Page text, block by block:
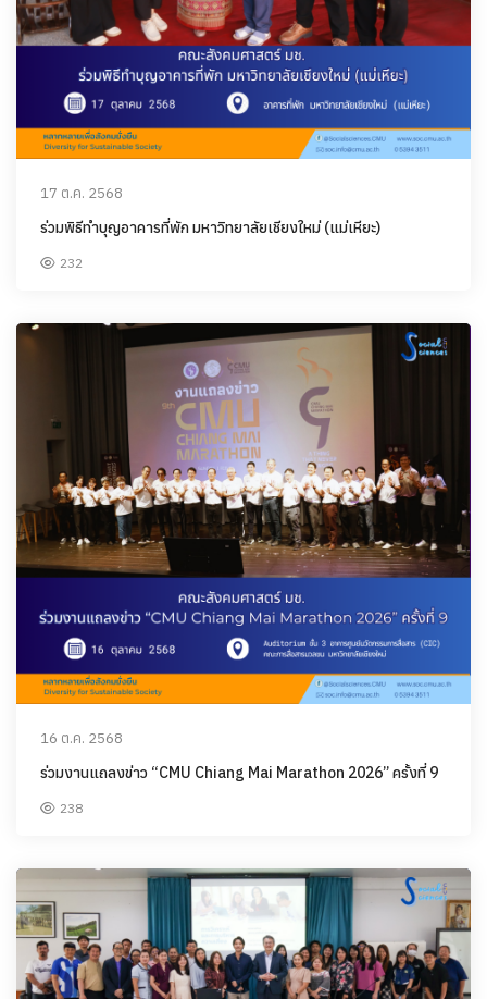
17 ต.ค. 2568
ร่วมพิธีทำบุญอาคารที่พัก มหาวิทยาลัยเชียงใหม่ (แม่เหียะ)
232
16 ต.ค. 2568
ร่วมงานแถลงข่าว “CMU Chiang Mai Marathon 2026” ครั้งที่ 9
238